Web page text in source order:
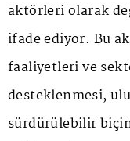
aktörleri olarak
ifade ediyor. Bu
faaliyetleri ve
desteklenmesi,
sürdürülebilir